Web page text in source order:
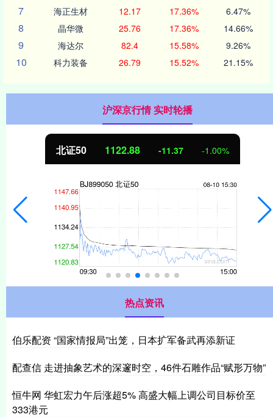
7 海正生材 12.17 17.36% 6.47%
8 晶华微 25.76 17.36% 14.66%
9 海达尔 82.4 15.58% 9.26%
10 科力装备 26.79 15.52% 21.15%
沪深京行情 实时轮播
北证50 1122.88 -11.37 -1.00%
热点资讯
伯乐配资 “国家情报局”出笼，日本扩军备武再添新证
配查信 走进抽象艺术的深邃时空，46件石雕作品“赋形万物”
恒牛网 华虹宏力午后涨超5% 高盛大幅上调公司目标价至
333港元